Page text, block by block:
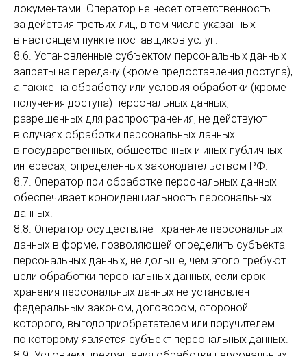
документами. Оператор не несет ответственность
за действия третьих лиц, в том числе указанных
в настоящем пункте поставщиков услуг.
8.6. Установленные субъектом персональных данных
запреты на передачу (кроме предоставления доступа),
а также на обработку или условия обработки (кроме
получения доступа) персональных данных,
разрешенных для распространения, не действуют
в случаях обработки персональных данных
в государственных, общественных и иных публичных
интересах, определенных законодательством РФ.
8.7. Оператор при обработке персональных данных
обеспечивает конфиденциальность персональных
данных.
8.8. Оператор осуществляет хранение персональных
данных в форме, позволяющей определить субъекта
персональных данных, не дольше, чем этого требуют
цели обработки персональных данных, если срок
хранения персональных данных не установлен
федеральным законом, договором, стороной
которого, выгодоприобретателем или поручителем
по которому является субъект персональных данных.